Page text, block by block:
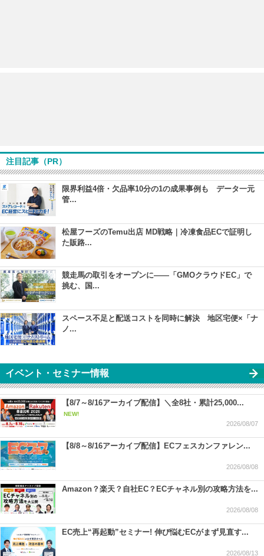
注目記事（PR）
限界利益4倍・欠品率10分の1の成果事例も データ一元
管...
松屋フーズのTemu出店 MD戦略｜冷凍食品ECで証明し
た販路...
競走馬の取引をオープンに――「GMOクラウドEC」で
挑む、国...
スペース不足と配送コストを同時に解決 地区宅便×「ナ
ノ...
イベント・セミナー情報
【8/7～8/16アーカイブ配信】＼全8社・累計25,000...
NEW!
2026/08/07
【8/8～8/16アーカイブ配信】ECフェスカンファレン...
2026/08/08
Amazon？楽天？自社EC？ECチャネル別の攻略方法を...
2026/08/08
EC売上“再起動”セミナー! 伸び悩むECがまず見直す...
2026/08/13